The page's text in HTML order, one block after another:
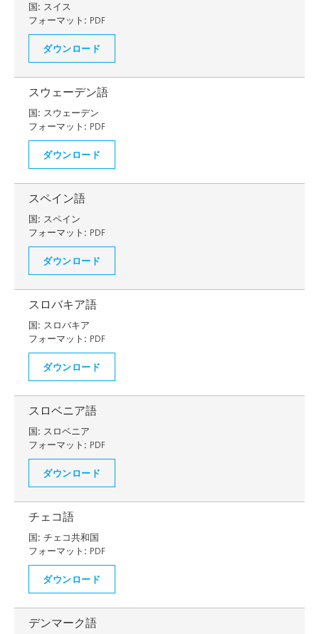
国: スイス
フォーマット: PDF
ダウンロード
スウェーデン語
国: スウェーデン
フォーマット: PDF
ダウンロード
スペイン語
国: スペイン
フォーマット: PDF
ダウンロード
スロバキア語
国: スロバキア
フォーマット: PDF
ダウンロード
スロベニア語
国: スロベニア
フォーマット: PDF
ダウンロード
チェコ語
国: チェコ共和国
フォーマット: PDF
ダウンロード
デンマーク語